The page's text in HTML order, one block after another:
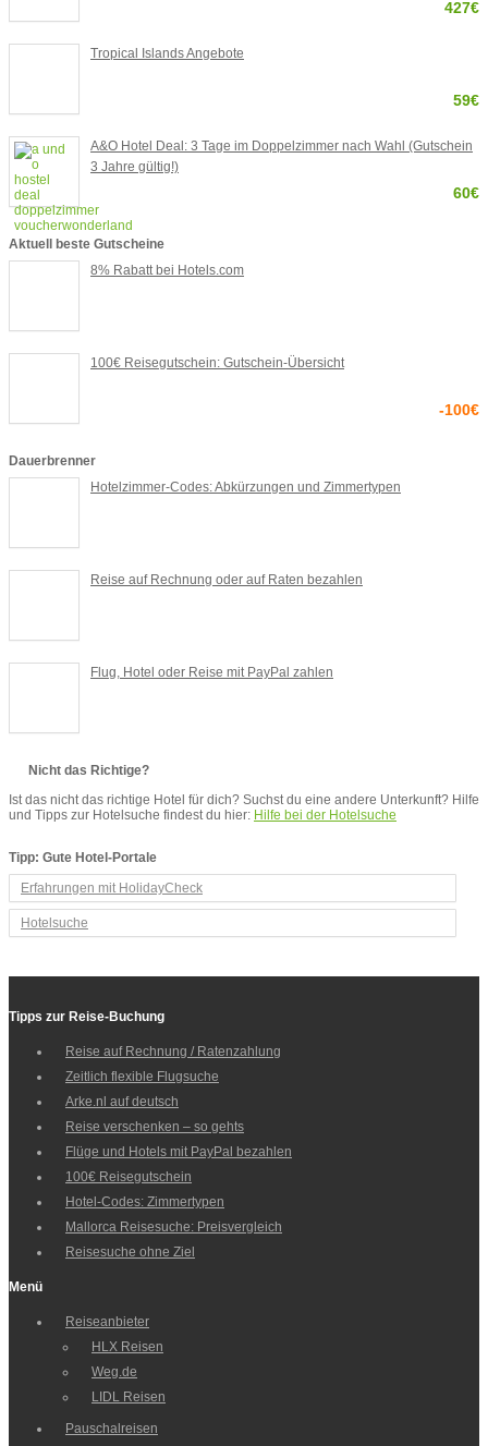
427€
Tropical Islands Angebote
59€
A&O Hotel Deal: 3 Tage im Doppelzimmer nach Wahl (Gutschein
3 Jahre gültig!)
60€
Aktuell beste Gutscheine
8% Rabatt bei Hotels.com
100€ Reisegutschein: Gutschein-Übersicht
-100€
Dauerbrenner
Hotelzimmer-Codes: Abkürzungen und Zimmertypen
Reise auf Rechnung oder auf Raten bezahlen
Flug, Hotel oder Reise mit PayPal zahlen
Nicht das Richtige?
Ist das nicht das richtige Hotel für dich? Suchst du eine andere Unterkunft? Hilfe
und Tipps zur Hotelsuche findest du hier: Hilfe bei der Hotelsuche
Tipp: Gute Hotel-Portale
Erfahrungen mit HolidayCheck
Hotelsuche
Tipps zur Reise-Buchung
Reise auf Rechnung / Ratenzahlung
Zeitlich flexible Flugsuche
Arke.nl auf deutsch
Reise verschenken – so gehts
Flüge und Hotels mit PayPal bezahlen
100€ Reisegutschein
Hotel-Codes: Zimmertypen
Mallorca Reisesuche: Preisvergleich
Reisesuche ohne Ziel
Menü
Reiseanbieter
HLX Reisen
Weg.de
LIDL Reisen
Pauschalreisen